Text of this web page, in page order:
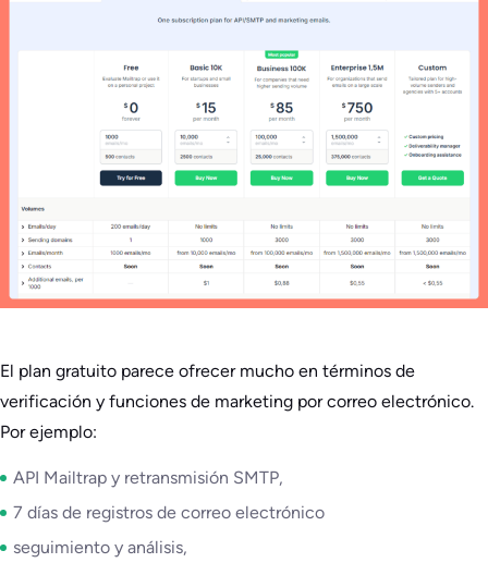
El plan gratuito parece ofrecer mucho en términos de
verificación y funciones de marketing por correo electrónico.
Por ejemplo:
API Mailtrap y retransmisión SMTP,
7 días de registros de correo electrónico
seguimiento y análisis,